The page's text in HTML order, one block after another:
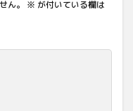
ん。 ※ が付いている欄は